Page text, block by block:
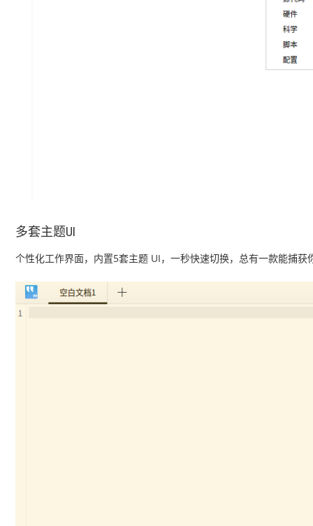
多套主题UI
个性化工作界面，内置5套主题 UI，一秒快速切换，总有一款能捕获